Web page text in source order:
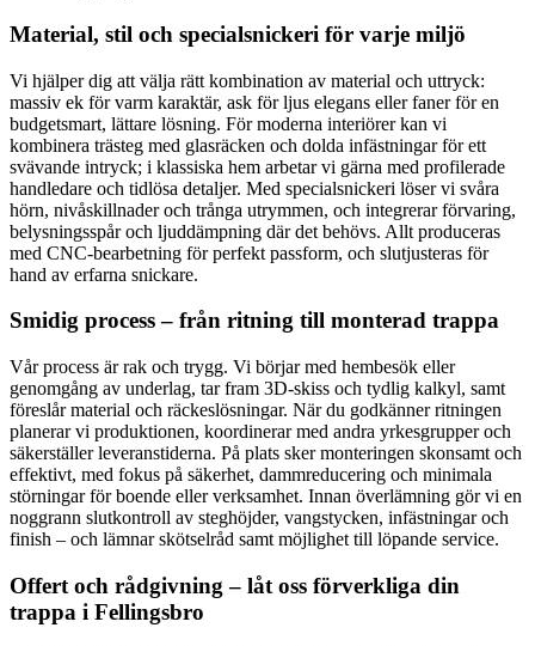
Material, stil och specialsnickeri för varje miljö
Vi hjälper dig att välja rätt kombination av material och uttryck:
massiv ek för varm karaktär, ask för ljus elegans eller faner för en
budgetsmart, lättare lösning. För moderna interiörer kan vi
kombinera trästeg med glasräcken och dolda infästningar för ett
svävande intryck; i klassiska hem arbetar vi gärna med profilerade
handledare och tidlösa detaljer. Med specialsnickeri löser vi svåra
hörn, nivåskillnader och trånga utrymmen, och integrerar förvaring,
belysningsspår och ljuddämpning där det behövs. Allt produceras
med CNC-bearbetning för perfekt passform, och slutjusteras för
hand av erfarna snickare.
Smidig process – från ritning till monterad trappa
Vår process är rak och trygg. Vi börjar med hembesök eller
genomgång av underlag, tar fram 3D-skiss och tydlig kalkyl, samt
föreslår material och räckeslösningar. När du godkänner ritningen
planerar vi produktionen, koordinerar med andra yrkesgrupper och
säkerställer leveranstiderna. På plats sker monteringen skonsamt och
effektivt, med fokus på säkerhet, dammreducering och minimala
störningar för boende eller verksamhet. Innan överlämning gör vi en
noggrann slutkontroll av steghöjder, vangstycken, infästningar och
finish – och lämnar skötselråd samt möjlighet till löpande service.
Offert och rådgivning – låt oss förverkliga din
trappa i Fellingsbro